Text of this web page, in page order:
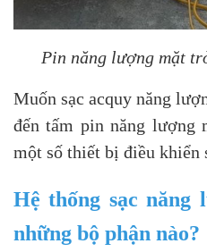
Pin năng lượng mặt
Muốn sạc acquy năng
đến tấm pin năng lượng
một số thiết bị điều khiển
Hệ thống sạc năng
những bộ phận nào?